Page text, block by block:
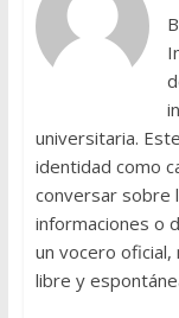
universitaria.
identidad como
conversar sobre
informaciones o
un vocero oficial,
libre y